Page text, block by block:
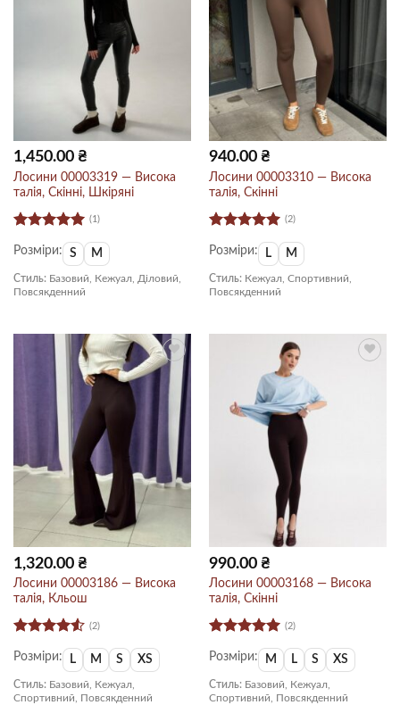
1,450.00 ₴
Лосини 00003319 — Висока
талія, Скінні, Шкіряні
Оцінено в
5з 5
(1)
Розміри: S M
Стиль: Базовий, Кежуал, Діловий,
Повсякденний
940.00 ₴
Лосини 00003310 — Висока
талія, Скінні
Оцінено в
5з 5
(2)
Розміри: L M
Стиль: Кежуал, Спортивний,
Повсякденний
1,320.00 ₴
Лосини 00003186 — Висока
талія, Кльош
в4.5з 5
(2)
Розміри: L M S XS
Стиль: Базовий, Кежуал,
Спортивний, Повсякденний
990.00 ₴
Лосини 00003168 — Висока
талія, Скінні
Оцінено в
5з 5
(2)
Розміри: M L S XS
Стиль: Базовий, Кежуал,
Спортивний, Повсякденний